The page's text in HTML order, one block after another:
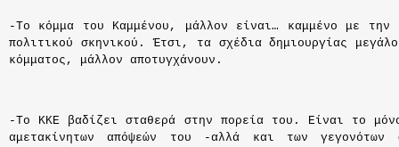
-Το κόμμα του Καμμένου, μάλλον είναι… καμμένο με την
πολιτικού σκηνικού.
Έτσι, τα σχέδια δημιουργίας
κόμματος, μάλλον αποτυγχάνουν.
-Το ΚΚΕ βαδίζει σταθερά στην πορεία του. Είναι το
αμετακίνητων απόψεών του -αλλά και των